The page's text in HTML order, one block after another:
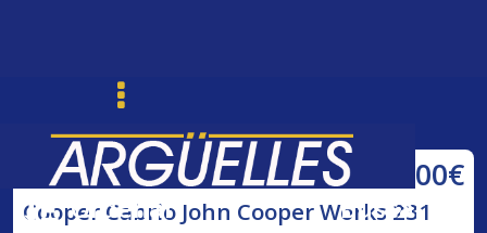
Ordenar Buscar
Mini 32.800€
Cooper Cabrio John Cooper Works 231